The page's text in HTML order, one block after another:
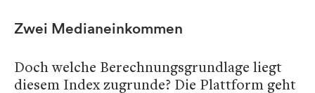
Zwei Medianeinkommen
Doch welche Berechnungsgrundlage liegt
diesem Index zugrunde? Die Plattform geht